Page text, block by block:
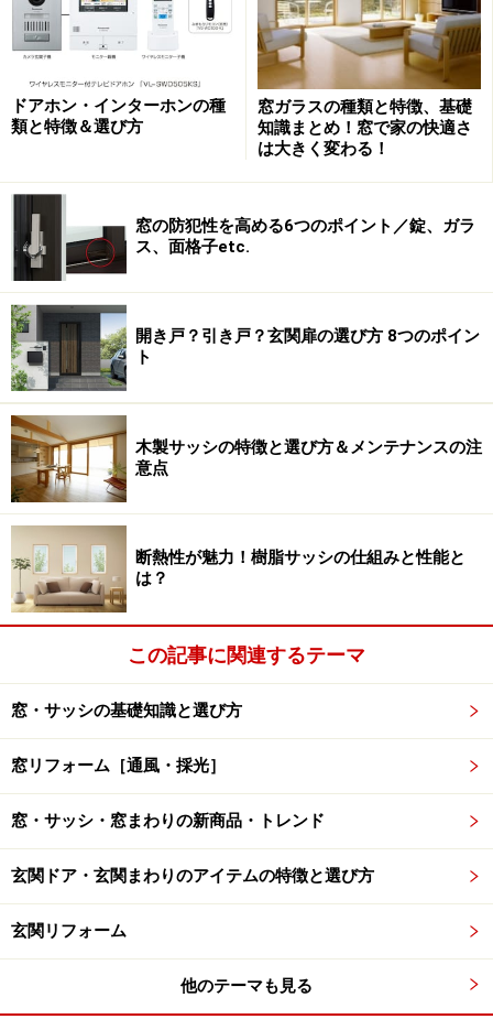
リフォームで設置を希望するケースも多い電動シャッタ
ーですが、スイッチの配線工事が大掛かりになりがち。
「エアリス マルチ電動」は、無線リモコンのため、スイ
ッチの配線工事が不要なのも魅力です。カラーバリエー
ションは、 シャイングレー、ブラック、オータムブラ
手動シャッターでは、開閉時の音がうるさかったり、開
閉が面倒で手が汚れる、開閉時に虫が入る、といった不
満を持つ方も多いようです。快適性はもちろんのこと操
作性も高まった商品は、間取りや敷地条件、家族構成な
どによって、検討しやすく、手動タイプのシャッターか
ら電動へのグレードアップにも向いている商品と言える
のではないでしょうか。
■参考価格
・窓サイズW1,690×H2,030の場合
サーモスII-S シャッター付引違い窓 16520：496,800円
※タイマー付リモコン、Low-E 複層ガラス、組立代込
網戸代、消費税、取付費、配送費等は含まず。
ーウッディ/マイルド、デュオPG、単体シャッター （エ
ルスター用含む）、リフォームシャッターです。
[詳細情報]LIXIL
※記事内容は執筆時点のものです。最新の内容をご確認くださ
ドアホン・インターホンの種
類と特徴＆選び方
窓ガラスの種類と特徴、基礎
知識まとめ！窓で家の快適さ
は大きく変わる！
窓の防犯性を高める6つのポイント／錠、ガラ
ス、面格子etc.
開き戸？引き戸？玄関扉の選び方 8つのポイン
ト
木製サッシの特徴と選び方＆メンテナンスの注
意点
断熱性が魅力！樹脂サッシの仕組みと性能と
は？
この記事に関連するテーマ
窓・サッシの基礎知識と選び方
窓リフォーム［通風・採光］
窓・サッシ・窓まわりの新商品・トレンド
玄関ドア・玄関まわりのアイテムの特徴と選び方
玄関リフォーム
他のテーマも見る